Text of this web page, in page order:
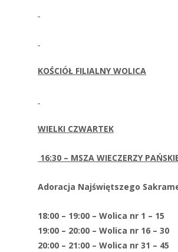
KOŚCIÓŁ FILIALNY WOLICA
WIELKI CZWARTEK
16:30 – MSZA WIECZERZY
Adoracja Najświętszego
18:00 – 19:00 – Wolica nr 1 – 15
19:00 – 20:00 – Wolica nr 16 – 30
20:00 – 21:00 – Wolica nr 31 – 45